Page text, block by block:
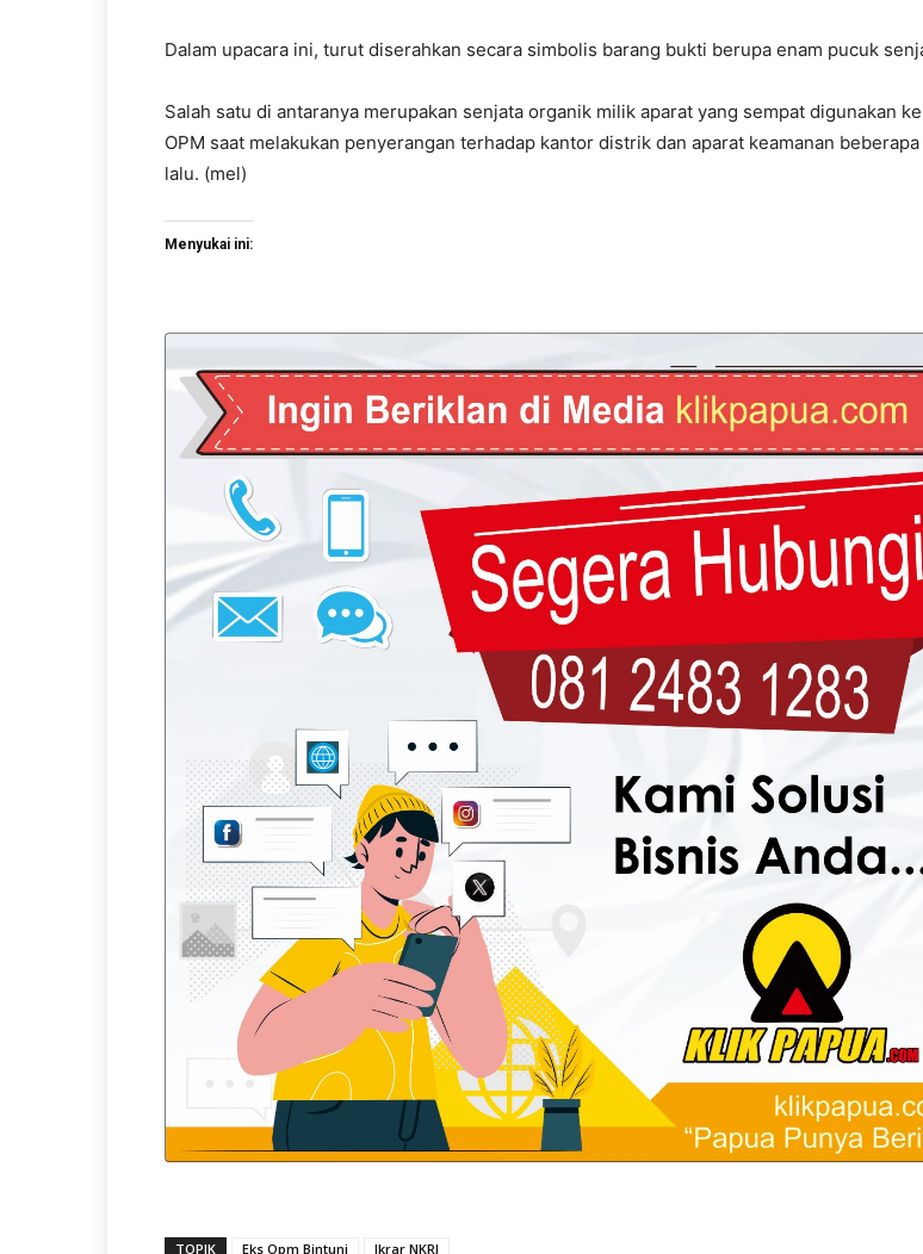
Dalam upacara ini, turut diserahkan secara simbolis barang bukti berupa enam pucuk
Salah satu di antaranya merupakan senjata organik milik aparat yang sempat digunakan
OPM saat melakukan penyerangan terhadap kantor distrik dan aparat keamanan
lalu. (mel)
Menyukai ini:
TOPIK Eks Opm Bintuni Ikrar NKRI